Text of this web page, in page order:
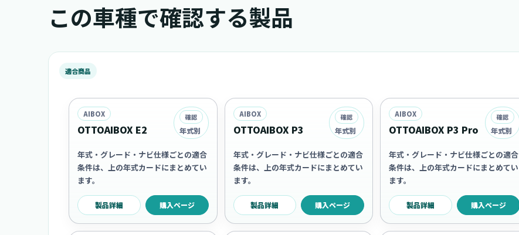
この車種で確認する製品
適合商品
AIBOX
OTTOAIBOX E2
確認
年式別
年式・グレード・ナビ仕様ごとの適合
条件は、上の年式カードにまとめてい
ます。
製品詳細 購入ページ
AIBOX
OTTOAIBOX P3
確認
年式別
年式・グレード・ナビ仕様ごとの適合
条件は、上の年式カードにまとめてい
ます。
製品詳細 購入ページ
AIBOX
OTTOAIBOX P3 Pro
確認
年式別
年式・グレード・ナビ仕様ごとの適合
条件は、上の年式カードにまとめてい
ます。
製品詳細 購入ページ